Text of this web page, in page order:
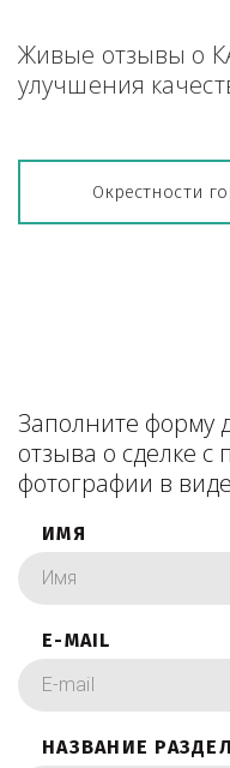
Живые отзывы о
улучшения
Окрестности
Заполните форму
отзыва о сделке
фотографии в
ИМЯ
E-MAIL
НАЗВАНИЕ